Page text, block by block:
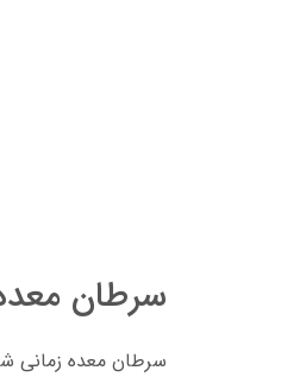
سرطان
سرطان معده زمانی